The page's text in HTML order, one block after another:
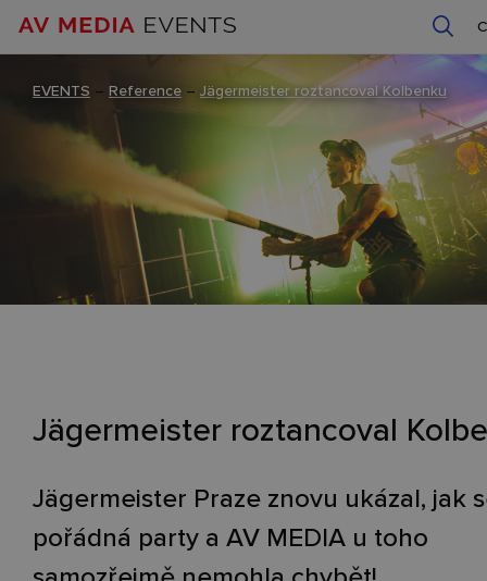
EVENTS – Reference – Jägermeister roztancoval Kolbenku
Jägermeister roztancoval
Jägermeister Praze znovu ukázal, jak
pořádná party a AV MEDIA u toho